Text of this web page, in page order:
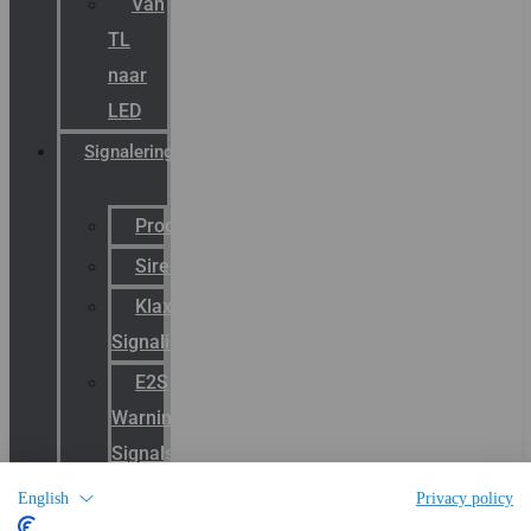
English Privacy policy
TL
naar
LED
Signalering
Productcatalogus
Sirena
Klaxon
Signaling
E2S
Warning
Signals